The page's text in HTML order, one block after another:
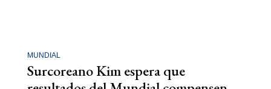
MUNDIAL
Surcoreano Kim espera que